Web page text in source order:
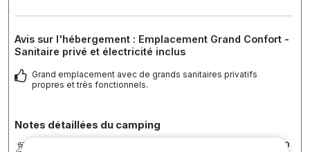
Avis sur l'hébergement : Emplacement Grand Confort -
Sanitaire privé et électricité inclus
Grand emplacement avec de grands sanitaires privatifs
propres et très fonctionnels.
Notes détaillées du camping
10